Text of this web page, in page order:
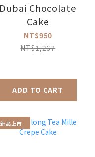
Dubai Chocolate
Cake
NT$950
NT$1,267
ADD TO CART
新品上市